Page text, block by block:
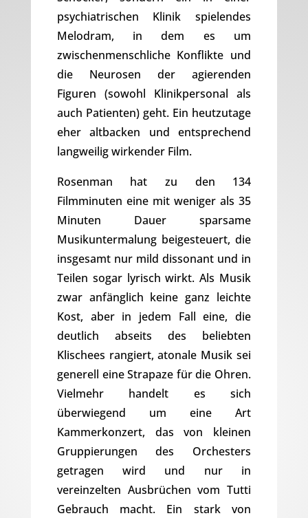
psychiatrischen Klinik spielendes
Melodram, in dem es um
zwischenmenschliche Konflikte und
die Neurosen der agierenden
Figuren (sowohl Klinikpersonal als
auch Patienten) geht. Ein heutzutage
eher altbacken und entsprechend
langweilig wirkender Film.
Rosenman hat zu den 134
Filmminuten eine mit weniger als 35
Minuten Dauer sparsame
Musikuntermalung beigesteuert, die
insgesamt nur mild dissonant und in
Teilen sogar lyrisch wirkt. Als Musik
zwar anfänglich keine ganz leichte
Kost, aber in jedem Fall eine, die
deutlich abseits des beliebten
Klischees rangiert, atonale Musik sei
generell eine Strapaze für die Ohren.
Vielmehr handelt es sich
überwiegend um eine Art
Kammerkonzert, das von kleinen
Gruppierungen des Orchesters
getragen wird und nur in
vereinzelten Ausbrüchen vom Tutti
Gebrauch macht. Ein stark von